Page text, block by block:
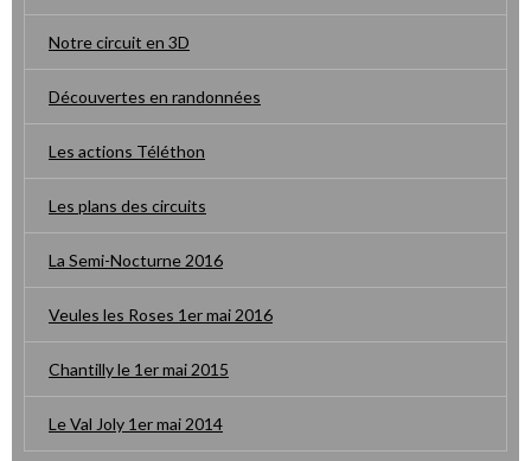
Notre circuit en 3D
Découvertes en randonnées
Les actions Téléthon
Les plans des circuits
La Semi-Nocturne 2016
Veules les Roses 1er mai 2016
Chantilly le 1er mai 2015
Le Val Joly 1er mai 2014